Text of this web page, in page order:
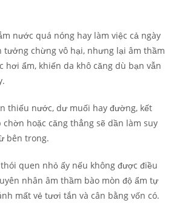
nước quá nóng hay làm việc cả ngày
tưởng chừng vô hại, nhưng lại âm thầm
hơi ẩm, khiến da khô căng dù bạn vẫn
thiếu nước, dư muối hay đường, kết
hoặc căng thẳng sẽ dần làm suy
bên trong.
quen nhỏ ấy nếu không được điều
nhân âm thầm bào mòn độ ẩm tự
mất vẻ tươi tắn và cân bằng vốn có.